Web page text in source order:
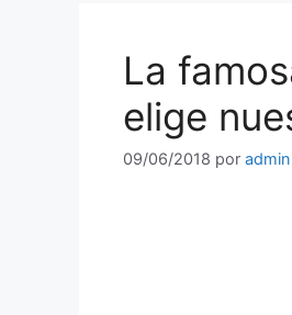
La
elige
09/06/2018 por admin